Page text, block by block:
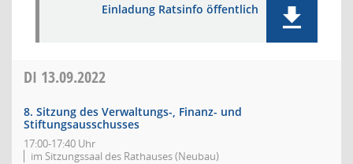
Einladung Ratsinfo öffentlich
DI 13.09.2022
8. Sitzung des Verwaltungs-, Finanz- und
Stiftungsausschusses
17:00-17:40 Uhr
im Sitzungssaal des Rathauses (Neubau)